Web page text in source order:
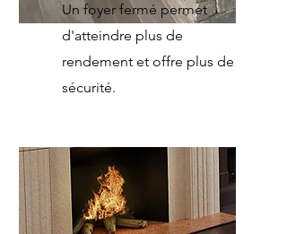
Un foyer fermé permet
d'atteindre plus de
rendement et offre plus de
sécurité.